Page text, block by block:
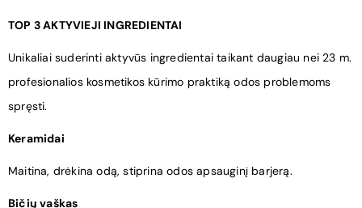
TOP 3 AKTYVIEJI INGREDIENTAI
Unikaliai suderinti aktyvūs ingredientai taikant daugiau nei 23 m.
profesionalios kosmetikos kūrimo praktiką odos problemoms
spręsti.
Keramidai
Maitina, drėkina odą, stiprina odos apsauginį barjerą.
Bičių vaškas